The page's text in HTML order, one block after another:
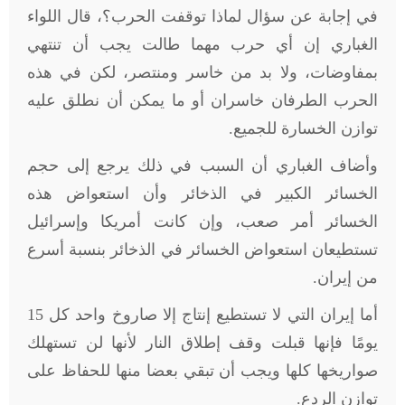
في إجابة عن سؤال لماذا توقفت الحرب؟، قال اللواء
الغباري إن أي حرب مهما طالت يجب أن تنتهي
بمفاوضات، ولا بد من خاسر ومنتصر، لكن في هذه
الحرب الطرفان خاسران أو ما يمكن أن نطلق عليه
توازن الخسارة للجميع.
وأضاف الغباري أن السبب في ذلك يرجع إلى حجم
الخسائر الكبير في الذخائر وأن استعواض هذه
الخسائر أمر صعب، وإن كانت أمريكا وإسرائيل
تستطيعان استعواض الخسائر في الذخائر بنسبة أسرع
من إيران.
أما إيران التي لا تستطيع إنتاج إلا صاروخ واحد كل 15
يومًا فإنها قبلت وقف إطلاق النار لأنها لن تستهلك
صواريخها كلها ويجب أن تبقي بعضا منها للحفاظ على
توازن الردع.